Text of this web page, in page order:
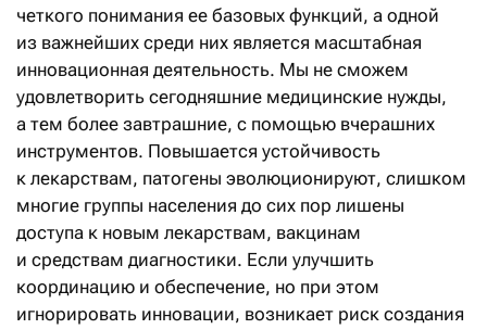
четкого понимания ее базовых функций, а одной
из важнейших среди них является масштабная
инновационная деятельность. Мы не сможем
удовлетворить сегодняшние медицинские нужды,
а тем более завтрашние, с помощью вчерашних
инструментов. Повышается устойчивость
к лекарствам, патогены эволюционируют, слишком
многие группы населения до сих пор лишены
доступа к новым лекарствам, вакцинам
и средствам диагностики. Если улучшить
координацию и обеспечение, но при этом
игнорировать инновации, возникает риск создания